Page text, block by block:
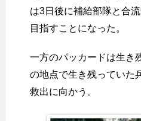
は3日後に補給部隊と合
目指すことになった。
一方のパッカードは生き
の地点で生き残っていた
救出に向かう。